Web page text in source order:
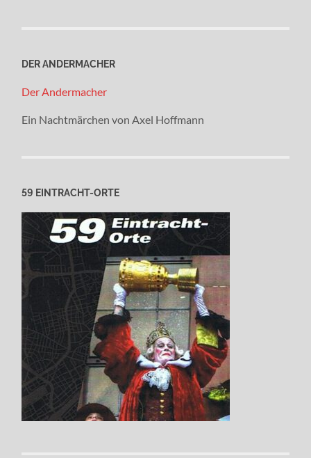
DER ANDERMACHER
Der Andermacher
Ein Nachtmärchen von Axel Hoffmann
59 EINTRACHT-ORTE